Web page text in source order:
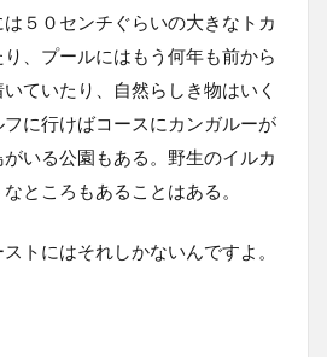
５０センチぐらいの大きなトカ
、プールにはもう何年も前から
ていたり、自然らしき物はいく
に行けばコースにカンガルーが
いる公園もある。野生のイルカ
ところもあることはある。
トにはそれしかないんですよ。